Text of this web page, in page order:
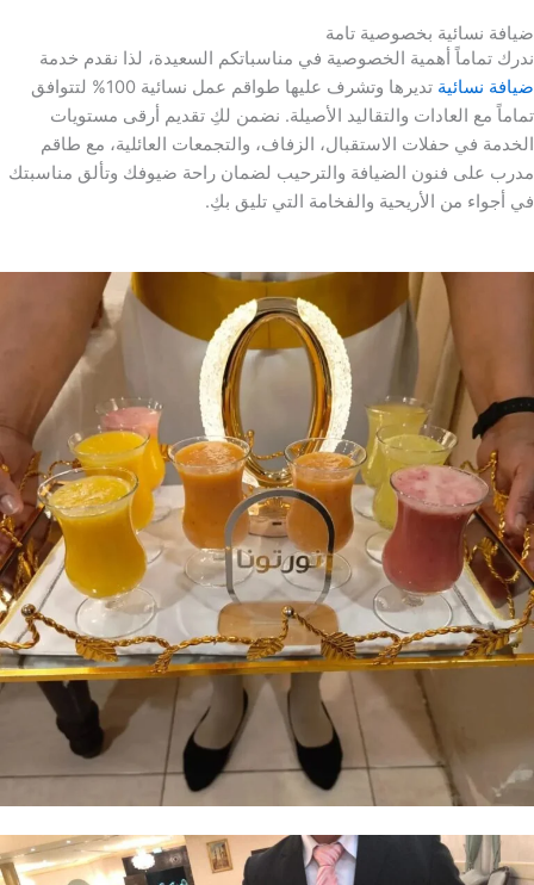
نسائية بخصوصية تامة
تماماً أهمية الخصوصية في مناسباتكم السعيدة، لذا نقدم خدمة
نسائية
تديرها وتشرف عليها طواقم عمل نسائية 100% لتتوافق
مع العادات والتقاليد الأصيلة. نضمن لكِ تقديم أرقى مستويات
في حفلات الاستقبال، الزفاف، والتجمعات العائلية، مع طاقم
على فنون الضيافة والترحيب لضمان راحة ضيوفك وتألق مناسبتك
أجواء من الأريحية والفخامة التي تليق بكِ.